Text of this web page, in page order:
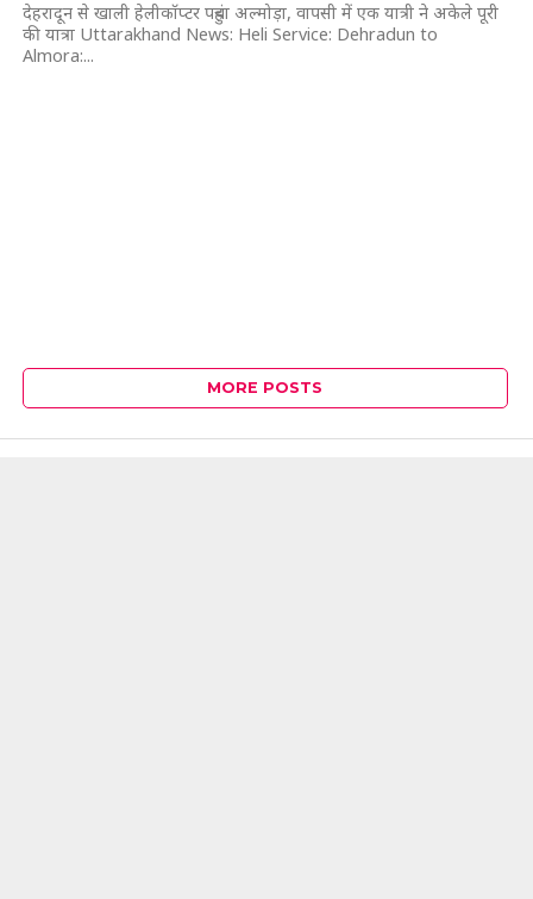
देहरादून से खाली हेलीकॉप्टर पहुंचा अल्मोड़ा, वापसी में एक यात्री ने अकेले पूरी
की यात्रा Uttarakhand News: Heli Service: Dehradun to
Almora:...
MORE POSTS